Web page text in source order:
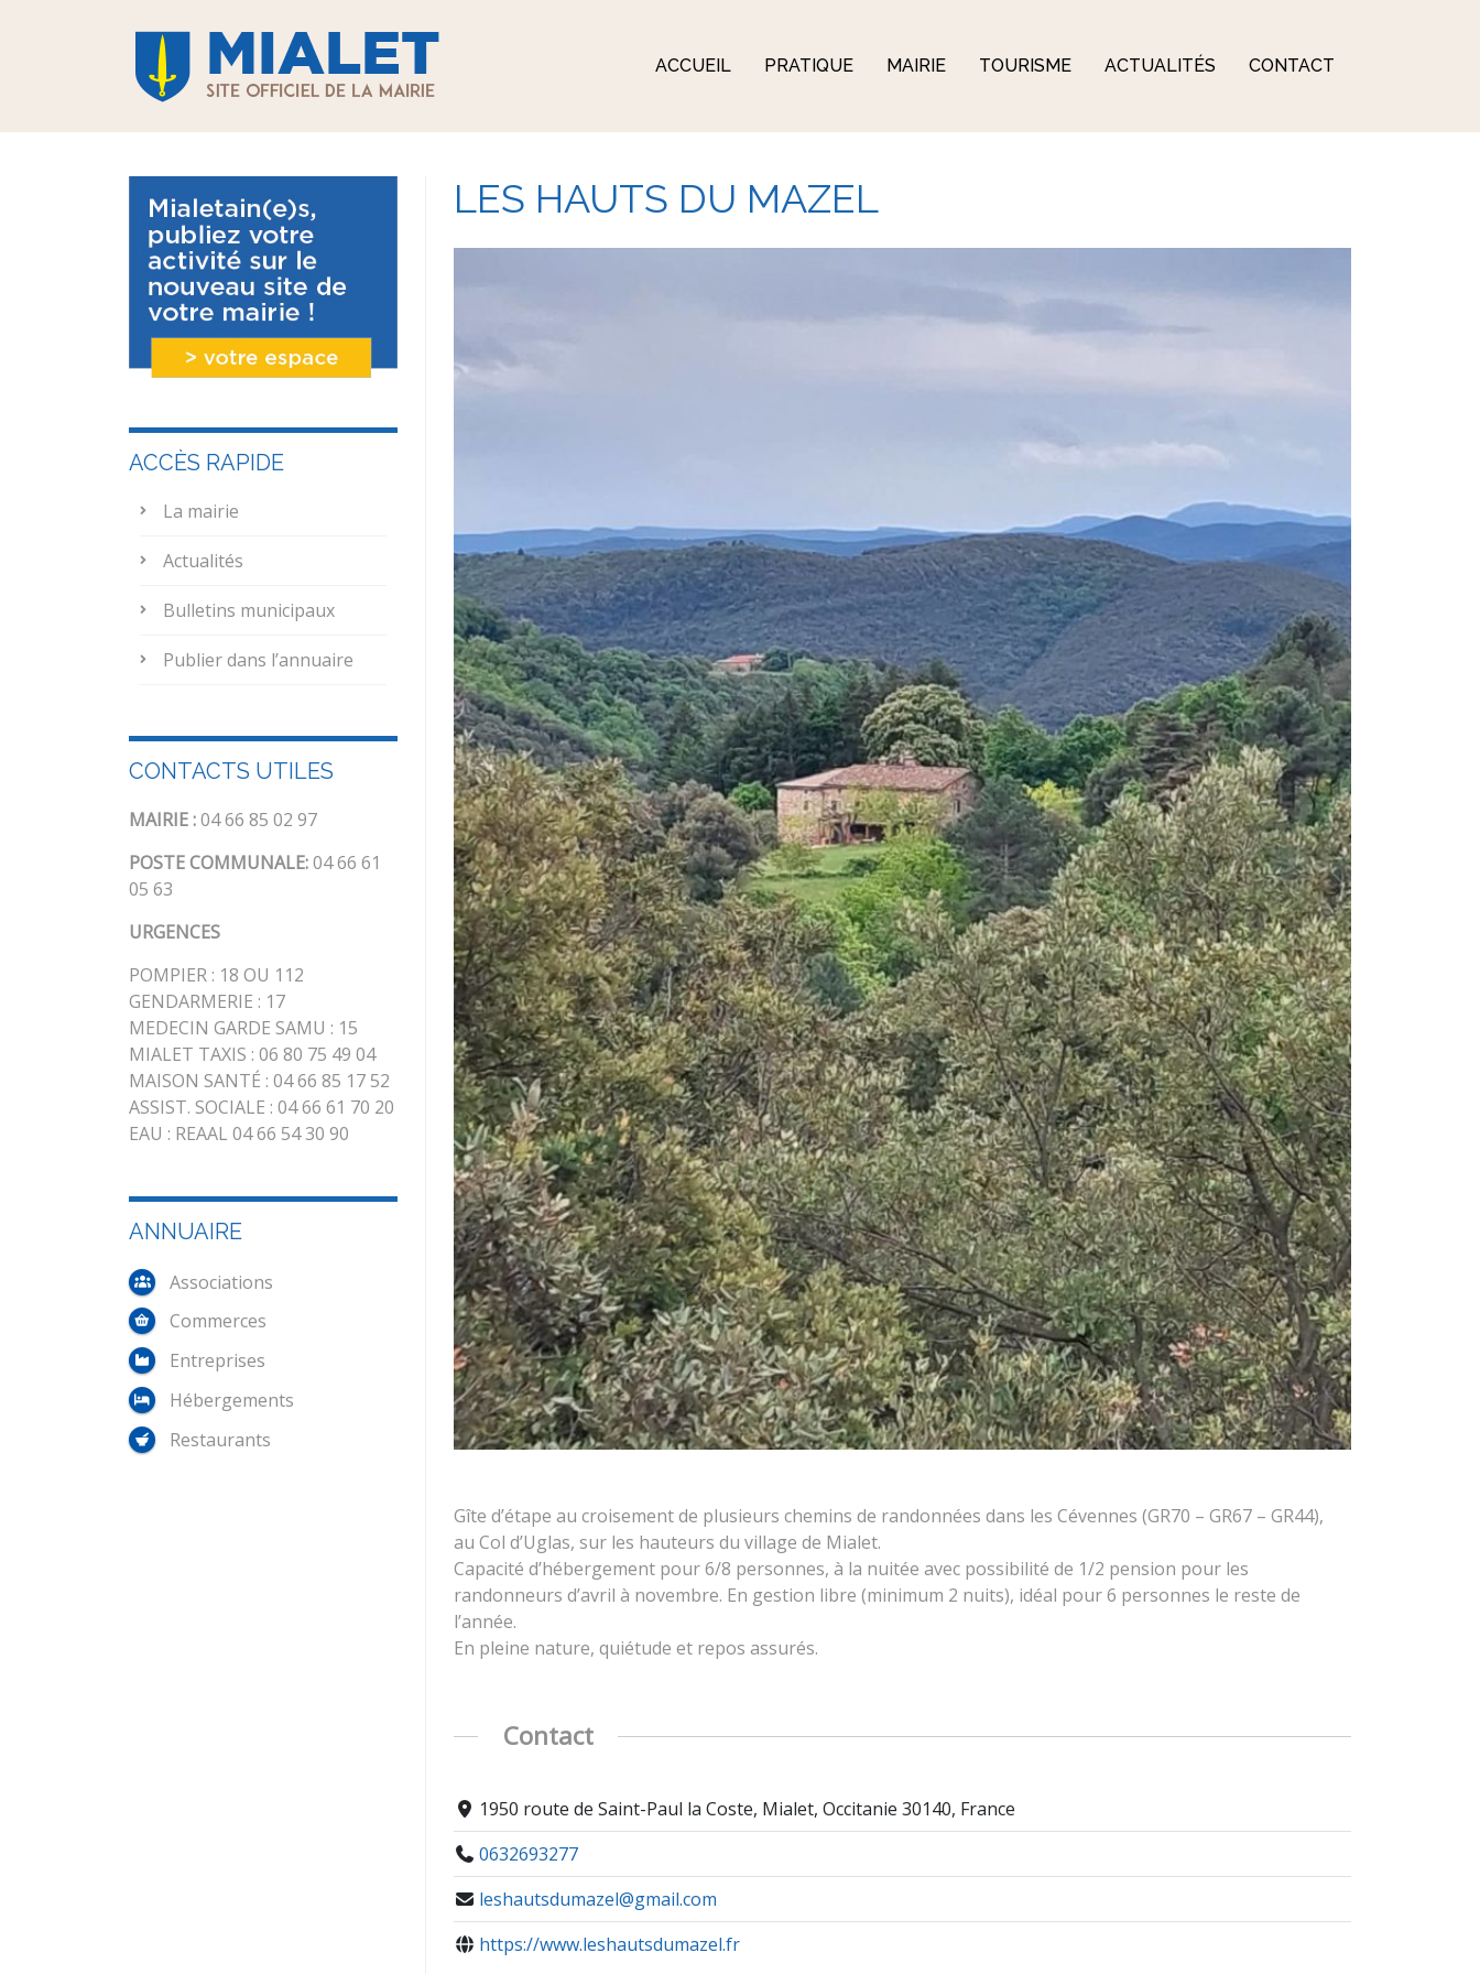
ACCUEIL PRATIQUE MAIRIE TOURISME ACTUALITÉS CONTACT
LES HAUTS DU MAZEL
Gîte d’étape au croisement de plusieurs chemins de randonnées dans les Cévennes (GR70 – GR67 – GR44),
au Col d’Uglas, sur les hauteurs du village de Mialet.
Capacité d’hébergement pour 6/8 personnes, à la nuitée avec possibilité de 1/2 pension pour les
randonneurs d’avril à novembre. En gestion libre (minimum 2 nuits), idéal pour 6 personnes le reste de
l’année.
En pleine nature, quiétude et repos assurés.
Contact
1950 route de Saint-Paul la Coste, Mialet, Occitanie 30140, France
0632693277
leshautsdumazel@gmail.com
https://www.leshautsdumazel.fr
ACCÈS RAPIDE
La mairie
Actualités
Bulletins municipaux
Publier dans l’annuaire
CONTACTS UTILES
MAIRIE :04 66 85 02 97
POSTE COMMUNALE:04 66 61
05 63
URGENCES
POMPIER : 18 OU 112
GENDARMERIE : 17
MEDECIN GARDE SAMU : 15
MIALET TAXIS : 06 80 75 49 04
MAISON SANTÉ : 04 66 85 17 52
ASSIST. SOCIALE : 04 66 61 70 20
EAU : REAAL 04 66 54 30 90
ANNUAIRE
Associations
Commerces
Entreprises
Hébergements
Restaurants